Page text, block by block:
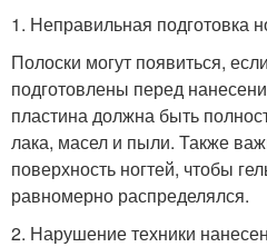
1. Неправильная подготовка
Полоски могут появиться,
подготовлены перед
пластина должна быть
лака, масел и пыли. Также
поверхность ногтей, чтобы
равномерно распределялся.
2. Нарушение техники